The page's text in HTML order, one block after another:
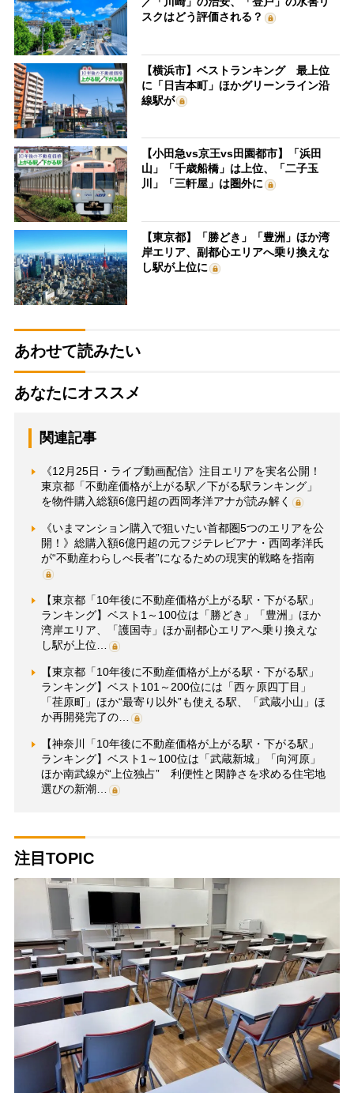
スクはどう評価される？
【横浜市】ベストランキング 最上位
に「日吉本町」ほかグリーンライン沿
線駅が
【小田急vs京王vs田園都市】「浜田
山」「千歳船橋」は上位、「二子玉
川」「三軒屋」は圏外に
【東京都】「勝どき」「豊洲」ほか湾
岸エリア、副都心エリアへ乗り換えな
し駅が上位に
あわせて読みたい
あなたにオススメ
関連記事
《12月25日・ライブ動画配信》注目エリアを実名公開！
東京都「不動産価格が上がる駅／下がる駅ランキング」
を物件購入総額6億円超の西岡孝洋アナが読み解く
《いまマンション購入で狙いたい首都圏5つのエリアを公
開！》総購入額6億円超の元フジテレビアナ・西岡孝洋氏
が“不動産わらしべ長者”になるための現実的戦略を指南
【東京都「10年後に不動産価格が上がる駅・下がる駅」
ランキング】ベスト1～100位は「勝どき」「豊洲」ほか
湾岸エリア、「護国寺」ほか副都心エリアへ乗り換えな
し駅が上位…
【東京都「10年後に不動産価格が上がる駅・下がる駅」
ランキング】ベスト101～200位には「西ヶ原四丁目」
「荏原町」ほか“最寄り以外”も使える駅、「武蔵小山」ほ
か再開発完了の…
【神奈川「10年後に不動産価格が上がる駅・下がる駅」
ランキング】ベスト1～100位は「武蔵新城」「向河原」
ほか南武線が“上位独占” 利便性と閑静さを求める住宅地
選びの新潮…
注目TOPIC